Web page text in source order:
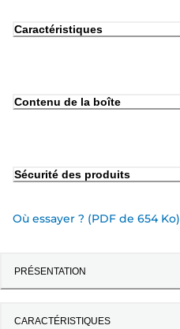
Caractéristiques
Contenu de la boîte
Sécurité des produits
Où essayer ? (PDF de 654 Ko)
PRÉSENTATION
CARACTÉRISTIQUES